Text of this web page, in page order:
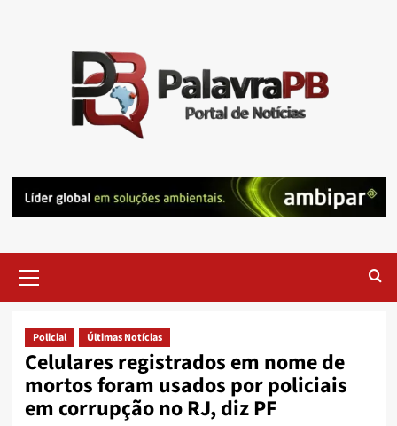
Menu
Policial Últimas Notícias
Celulares registrados em nome de
mortos foram usados por policiais
em corrupção no RJ, diz PF